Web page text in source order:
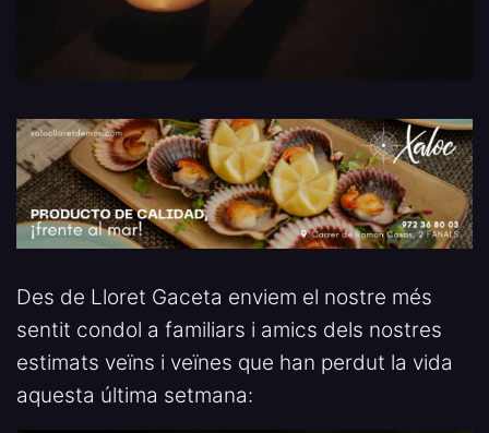
Des de Lloret Gaceta enviem el nostre més
sentit condol a familiars i amics dels nostres
estimats veïns i veïnes que han perdut la vida
aquesta última setmana: